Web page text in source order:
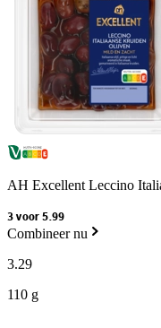
AH Excellent Leccino
3 voor 5.99
Combineer nu
3.29
110 g